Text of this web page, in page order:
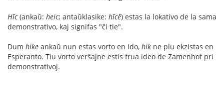
Hīc(ankaŭ: heic; antaŭklasike: hīcĕ) estas la lokativo de la sama
demonstrativo, kaj signifas "ĉi tie".
Dum hike ankaŭ nun estas vorto en Ido, hik ne plu ekzistas en
Esperanto. Tiu vorto verŝajne estis frua ideo de Zamenhof pri
demonstrativoj.